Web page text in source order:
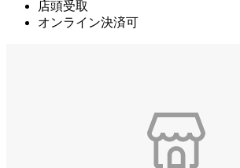
店頭受取
オンライン決済可